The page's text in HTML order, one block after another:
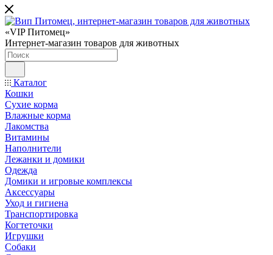
«VIP Питомец»
Интернет-магазин товаров для животных
Каталог
Кошки
Сухие корма
Влажные корма
Лакомства
Витамины
Наполнители
Лежанки и домики
Одежда
Домики и игровые комплексы
Аксессуары
Уход и гигиена
Транспортировка
Когтеточки
Игрушки
Собаки